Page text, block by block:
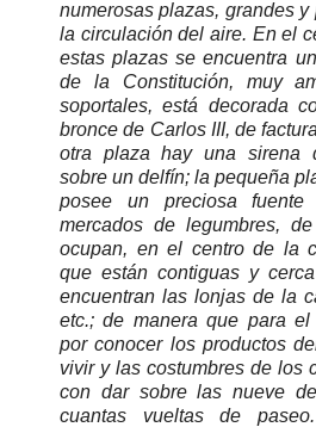
numerosas plazas, grandes
la circulación del aire. En el
estas plazas se encuentra
de la Constitución, muy
soportales, está decorada
bronce de Carlos III, de
otra plaza hay una sirena
sobre un delfín; la pequeña
posee un preciosa fuente
mercados de legumbres,
ocupan, en el centro de la
que están contiguas y
encuentran las lonjas de la
etc.; de manera que para el
por conocer los productos
vivir y las costumbres de los
con dar sobre las nueve
cuantas vueltas de